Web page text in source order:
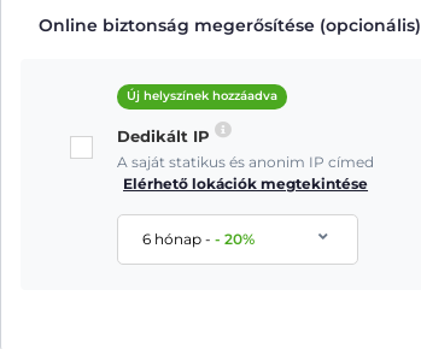
Online biztonság megerősítése (opcionális)
Új helyszínek hozzáadva
Dedikált IP
A saját statikus és anonim IP címed
Elérhető lokációk megtekintése
6 hónap--20%